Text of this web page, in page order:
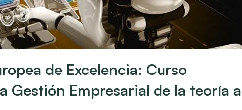
de Excelencia: Curso
Gestión Empresarial de la teoría a